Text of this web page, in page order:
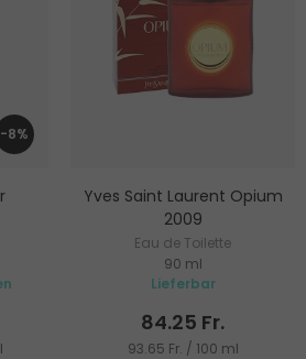
-8%
Yves Saint Laurent Opium
2009
Eau de Toilette
90 ml
Lieferbar
84.25 Fr.
93.65 Fr. / 100 ml